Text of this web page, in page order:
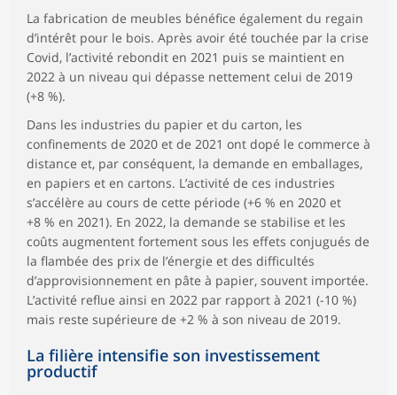
La fabrication de meubles bénéfice également du regain
d’intérêt pour le bois. Après avoir été touchée par la crise
Covid, l’activité rebondit en 2021 puis se maintient en
2022 à un niveau qui dépasse nettement celui de 2019
(+8 %).
Dans les industries du papier et du carton, les
confinements de 2020 et de 2021 ont dopé le commerce à
distance et, par conséquent, la demande en emballages,
en papiers et en cartons. L’activité de ces industries
s’accélère au cours de cette période (+6 % en 2020 et
+8 % en 2021). En 2022, la demande se stabilise et les
coûts augmentent fortement sous les effets conjugués de
la flambée des prix de l’énergie et des difficultés
d’approvisionnement en pâte à papier, souvent importée.
L’activité reflue ainsi en 2022 par rapport à 2021 (-10 %)
mais reste supérieure de +2 % à son niveau de 2019.
La filière intensifie son investissement
productif